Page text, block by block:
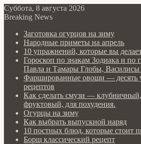
Суббота, 8 августа 2026
Breaking News
Заготовка огурцов на зиму
Народные приметы на апрель
10 упражнений, которые вы
Гороскоп по знакам Зодиака и по
Павла и Тамары Глобы,
Фаршированные овощи — десять
рецептов
Как сделать cмузи —
фруктовый, для похудения.
Огурцы на зиму
Как выбрать выпускной наряд
10 постных блюд, которые стоит
Борщ классический рецепт